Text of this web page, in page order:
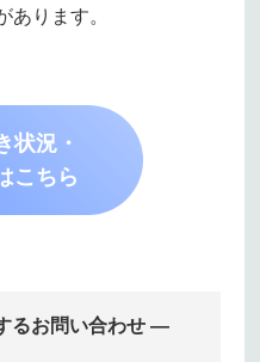
あります。
状況・
こちら
るお問い合わせ ―